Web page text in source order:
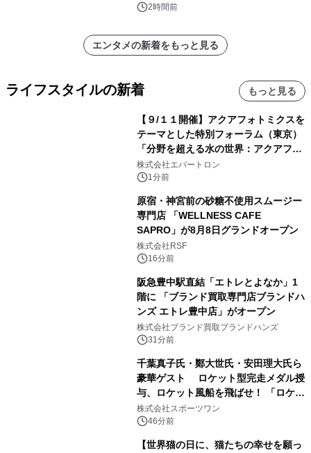
ン2時間前
エンタメの新着をもっと見る
ライフスタイルの新着 もっと見る
【９/１１開催】アクアフォトミクスを
テーマとした特別フォーラム（東京）
「分野を超える水の世界：アクアフォ
トミクスが切り拓く新しい科学の地
平」を開催
株式会社エバートロン
1分前
原宿・神宮前の砂糖不使用スムージー
専門店 「WELLNESS CAFE
SAPRO」が8月8日グランドオープン
株式会社RSF
16分前
阪急豊中駅直結「エトレとよなか」1
階に 「ブランド買取専門店ブランドハ
ンズ エトレ豊中店」がオープン
株式会社ブランド買取ブランドハンズ
31分前
千葉真子氏・鄭大世氏・安田理大氏ら
豪華ゲスト ロケット型完走メダル授
与、ロケット風船を飛ばせ！ 「ロケッ
トマラソン2026」開催
株式会社スポーツワン
46分前
【世界猫の日に、猫たちの幸せを願っ